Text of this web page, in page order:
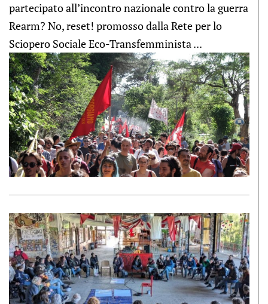
partecipato all’incontro nazionale contro la guerra
Rearm? No, reset! promosso dalla Rete per lo
Sciopero Sociale Eco-Transfemminista ...